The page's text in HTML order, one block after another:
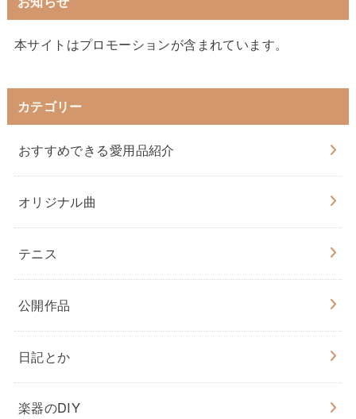
本サイトはプロモーションが含まれています。
カテゴリー
おすすめできる愛用品紹介
オリジナル曲
テニス
公開作品
日記とか
楽器のDIY